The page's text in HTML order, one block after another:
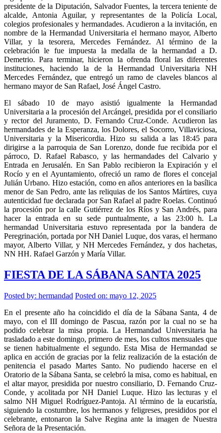
presidente de la Diputación, Salvador Fuentes, la tercera teniente de
alcalde, Antonia Aguilar, y representantes de la Policía Local,
colegios profesionales y hermandades. Acudieron a la invitación, en
nombre de la Hermandad Universitaria el hermanomayor, Alberto
Villar, y la tesorera, Mercedes Fernández. Al término de la
celebración le fue impuesta la medalla de la hermandad a D.
Demetrio. Para terminar, hicieron la ofrenda floral las diferentes
instituciones, haciendo la de la Hermandad Universitaria NH
Mercedes Fernández, que entregó un ramo de claveles blancos al
hermano mayor de San Rafael, José Ángel Castro.
El sábado 10 de mayo asistió igualmente la Hermandad
Universitaria a la procesión del Arcángel, presidida por el consiliario
y rector del Juramento, D. Fernando Cruz-Conde. Acudieron las
hermandades de la Esperanza, los Dolores, el Socorro, Villaviciosa,
Universitaria y la Misericordia. Hizo su salida a las 18:45 para
dirigirse a la parroquia de San Lorenzo, donde fue recibida por el
párroco, D. Rafael Rabasco, y las hermandades del Calvario y
Entrada en Jerusalén. En San Pablo recibieron la Expiración y el
Rocío y en el Ayuntamiento, ofreció un ramo de flores el concejal
Julián Urbano. Hizo estación, como en años anteriores en la basílica
menor de San Pedro, ante las reliquias de los Santos Mártires, cuya
autenticidad fue declarada por San Rafael al padre Roelas. Continuó
la procesión por la calle Gutiérrez de los Ríos y San Andrés, para
hacer la entrada en su sede puntualmente, a las 23:00 h. La
hermandad Universitaria estuvo representada por la bandera de
Peregrinación, portada por NH Daniel Luque, dos varas, el hermano
mayor, Alberto Villar, y NH Mercedes Fernández, y dos hachetas,
NN HH. Rafael Garzón y María Villar.
FIESTA DE LA SÁBANA SANTA 2025
Posted by: hermandad Posted on: mayo 12, 2025
En el presente año ha coincidido el día de la Sábana Santa, 4 de
mayo, con el III domingo de Pascua, razón por la cual no se ha
podido celebrar la misa propia. La Hermandad Universitaria ha
trasladado a este domingo, primero de mes, los cultos mensuales que
se tienen habitualmente el segundo. Esta Misa de Hermandad se
aplica en acción de gracias por la feliz realización de la estación de
penitencia el pasado Martes Santo. No pudiendo hacerse en el
Oratorio de la Sábana Santa, se celebró la misa, como es habitual, en
el altar mayor, presidida por nuestro consiliario, D. Fernando Cruz-
Conde, y acolitada por NH Daniel Luque. Hizo las lecturas y el
salmo NH Miguel Rodríguez-Pantoja. Al término de la eucaristía,
siguiendo la costumbre, los hermanos y feligreses, presididos por el
celebrante, entonaron la Salve Regina ante la imagen de Nuestra
Señora de la Presentación.